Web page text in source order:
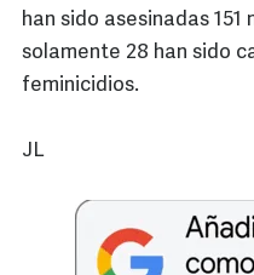
han sido asesinadas
solamente 28 han sido
feminicidios.
JL